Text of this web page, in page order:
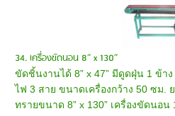
34. เครื่องขัดนอน 8” x 130”
ขัดชิ้นงานได้ 8” x 47” มีดูดฝุ่น 1 ข้า
ไฟ 3 สาย ขนาดเครื่องกว้าง 50 ซม.
ทรายขนาด 8” x 130” เครื่องขัดนอน